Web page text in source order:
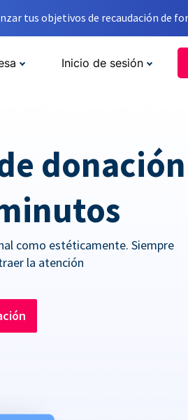
tus objetivos de recaudación de
Inicio de sesión
donación
como estéticamente. Siempre
la atención